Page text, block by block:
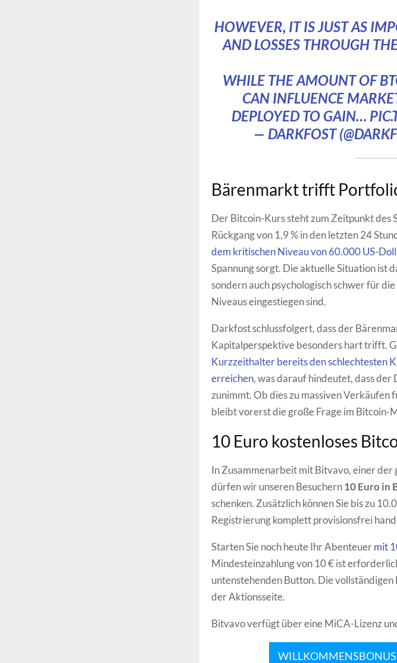
HOWEVER, IT IS JUST AS
AND LOSSES THROUGH
WHILE THE AMOUNT OF
CAN INFLUENCE
DEPLOYED TO GAIN…
— DARKFOST
Bärenmarkt trifft
Der Bitcoin-Kurs steht zum Zeitpunkt des
Rückgang von 1,9 % in den letzten 24
dem kritischen Niveau von 60.000 US-
Spannung sorgt. Die aktuelle Situation ist
sondern auch psychologisch schwer für
Niveaus eingestiegen sind.
Darkfost schlussfolgert, dass der
Kapitalperspektive besonders hart trifft.
Kurzzeithalter bereits den schlechtesten
erreichen, was darauf hindeutet, dass
zunimmt. Ob dies zu massiven
bleibt vorerst die große Frage im Bitcoin-
10 Euro kostenloses
In Zusammenarbeit mit Bitvavo, einer
dürfen wir unseren Besuchern10 Euro in
schenken. Zusätzlich können Sie bis zu
Registrierung komplett provisionsfrei
Starten Sie noch heute Ihr Abenteuermit
Mindesteinzahlung von 10 € ist
untenstehenden Button. Die
der Aktionsseite.
Bitvavo verfügt über eine MiCA-Lizenz